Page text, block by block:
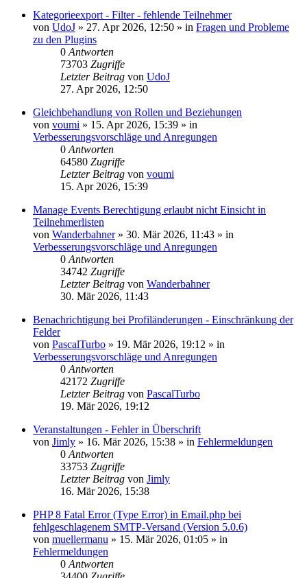
Kategorieexport - Filter - fehlende Teilnehmer
von UdoJ » 27. Apr 2026, 12:50 » in Fragen und Probleme
zu den Plugins
0 Antworten
73703 Zugriffe
Letzter Beitrag von UdoJ
27. Apr 2026, 12:50
Gleichbehandlung von Rollen und Beziehungen
von voumi » 15. Apr 2026, 15:39 » in
Verbesserungsvorschläge und Anregungen
0 Antworten
64580 Zugriffe
Letzter Beitrag von voumi
15. Apr 2026, 15:39
Manage Events Berechtigung erlaubt nicht Einsicht in
Teilnehmerlisten
von Wanderbahner» 30. Mär 2026, 11:43 » in
Verbesserungsvorschläge und Anregungen
0 Antworten
34742 Zugriffe
Letzter Beitrag von Wanderbahner
30. Mär 2026, 11:43
Benachrichtigung bei Profiländerungen - Einschränkung der
Felder
von PascalTurbo » 19. Mär 2026, 19:12 » in
Verbesserungsvorschläge und Anregungen
0 Antworten
42172 Zugriffe
Letzter Beitrag von PascalTurbo
19. Mär 2026, 19:12
Veranstaltungen - Fehler in Überschrift
von Jimly » 16. Mär 2026, 15:38 » in Fehlermeldungen
0 Antworten
33753 Zugriffe
Letzter Beitrag von Jimly
16. Mär 2026, 15:38
PHP 8 Fatal Error (Type Error) in Email.php bei
fehlgeschlagenem SMTP-Versand (Version 5.0.6)
von muellermanu » 15. Mär 2026, 01:05 » in
Fehlermeldungen
0 Antworten